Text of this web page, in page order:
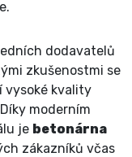
dodavatelů
zkušenostmi se
vysoké kvality
moderním
je betonárna
zákazníků včas